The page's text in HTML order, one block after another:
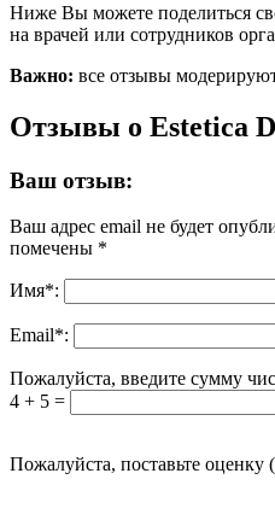
Ниже Вы можете поделиться
на врачей или сотрудников
Важно: все отзывы
Отзывы о Estetica
Ваш отзыв:
Ваш адрес email не будет
помечены *
Имя*:
Email*:
Пожалуйста, введите сумму
4 + 5 =
Пожалуйста, поставьте оценку